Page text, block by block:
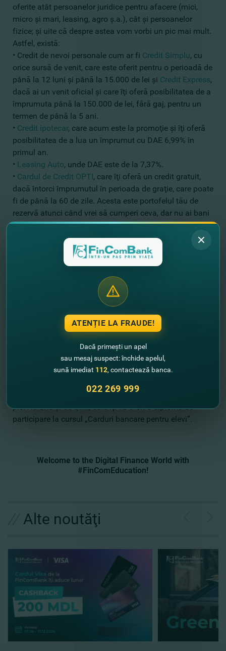
oferite atât persoanelor juridice pentru afacere (mici,
micro şi mari, leasing, agro ş.a.), cât şi persoanelor
fizice; şi uite că despre astea vom vorbi un pic mai mult.
Astfel, există:
• Credit de nevoi personale cum ar fi Credit Simplu, cu
orice sursă de venit, care este oferit pentru o perioadă de
până la 12 luni şi până la 15.000 de lei şi Credit Express,
dacă ai un venit oficial şi care îţi oferă posibilitatea de a
împrumuta până la 150.000 de lei, fără gaj, pentru un
termen de până la 5 ani.
• Credit ipotecar, care acum este la promoţie şi îţi oferă
posibilitatea de a lua un împrumut cu DAE 6,99% în
primul an.
• Leasing Auto, unde DAE este de la 7,37%.
• Cardul de Credit OPTI, care îţi oferă un credit gratuit,
dacă întorci împrumutul în perioada de graţie, care poate
fi de până la 60 de zile. Acesta este portofelul tău de
rezervă atunci când vrei să cumperi ceva, dar nu ai bani
şi nu vrei să aştepţi până la următorul salariu. Cardul se
deschide pentru o perioadă de 4 ani şi îţi oferă
posibilitatea de a lua un împrumut ori de câte ori ai
toate creditele tale. Aceasta îţi permite rambursarea
oricărui credit existent (credit de consum, credit ipotecar
ş.a.) de la o altă bancă sau instituţie de creditare
nebancară, dacă vrei să reduci plata lunară a unui credit
existent mult prea costisitor luat în grabă.
Sperăm că lecţia de astăzi ţi-a fost utilă, iar dacă mai ai
întrebări, ne poţi suna la numărul de telefon 022 269
p.s. Nu uita şi dequiz, care îţi va oferi o diplomă de
participare la cursul „Carduri bancare pentru elevi”.
Welcome to the Digital Finance World with
#FinComEducation!
Alte noutăţi
ATENȚIE LA FRAUDE!
Dacă primești un apel
sau mesaj suspect: închide apelul,
sună imediat 112, contactează banca.
022 269 999